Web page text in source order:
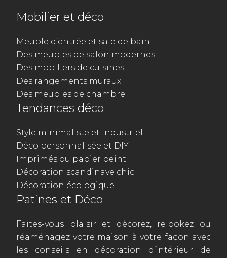
Mobilier et déco
Meuble d’entrée et sale de bain
Des meubles de salon modernes
Des mobiliers de cuisines
Des rangements muraux
Des meubles de chambre
Tendances déco
Style minimaliste et industriel
Déco personnalisée et DIY
Imprimés ou papier peint
Décoration scandinave chic
Décoration écologique
Patines et Déco
Faites-vous plaisir et décorez, relookez ou
réaménagez votre maison à votre façon avec
les conseils en décoration d’intérieur de